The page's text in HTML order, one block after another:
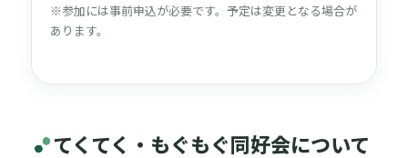
※参加には事前申込が必要です。予定は変更となる場合が
あります。
てくてく・もぐもぐ同好会について